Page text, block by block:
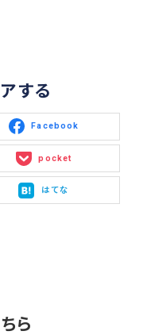
する
Facebook
pocket
はてな
ら